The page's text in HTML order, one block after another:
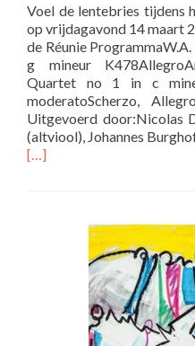
Voel de lentebries tijdens
op vrijdagavond 14 maart
de Réunie
g mineur
Quartet no 1 in c
moderatoScherzo,
Uitgevoerd door:Nicolas
(altviool), Johannes
Lees
Lenteconcert
vrijdagavond
[…]